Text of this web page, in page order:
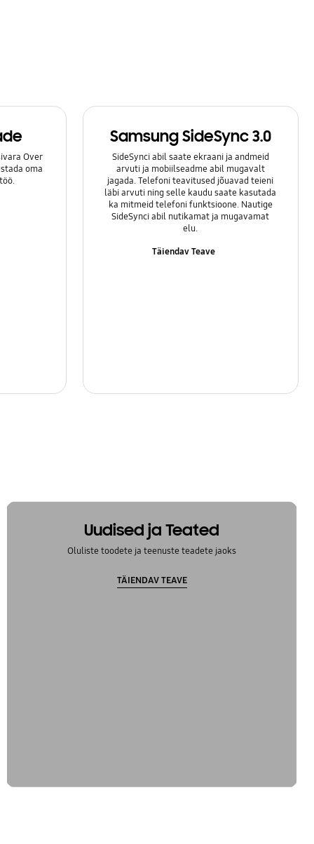
Over
oma
Samsung SideSync 3.0
SideSynci abil saate ekraani ja andmeid
arvuti ja mobiilseadme abil mugavalt
jagada. Telefoni teavitused jõuavad teieni
läbi arvuti ning selle kaudu saate kasutada
ka mitmeid telefoni funktsioone. Nautige
SideSynci abil nutikamat ja mugavamat
elu.
Täiendav Teave
Uudised ja Teated
Oluliste toodete ja teenuste teadete jaoks
TÄIENDAV TEAVE